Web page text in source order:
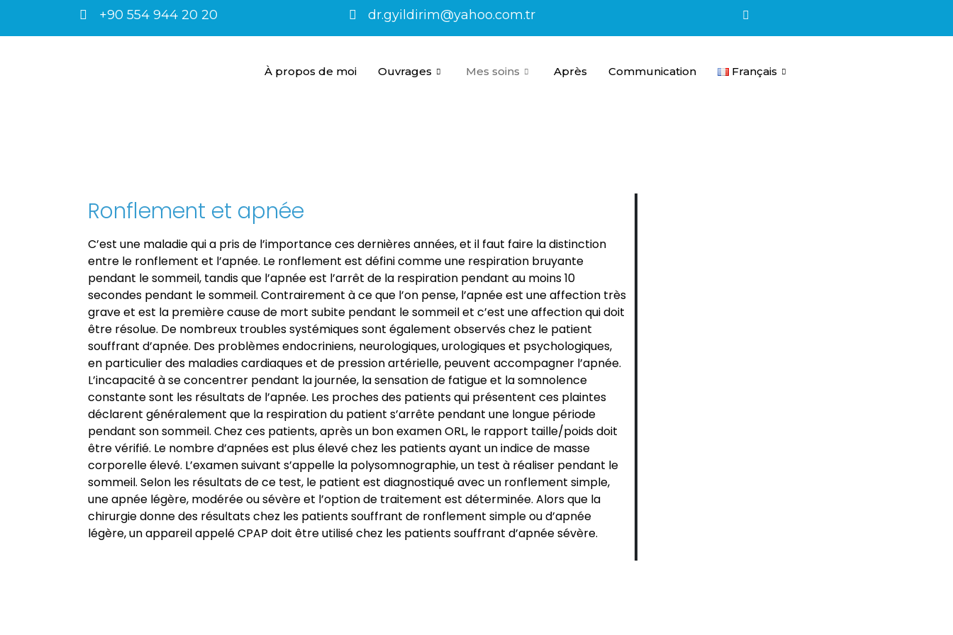
+90 554 944 20 20 dr.gyildirim@yahoo.com.tr
À propos de moi Ouvrages Mes soins Après Communication Français
Ronflement et apnée
C’est une maladie qui a pris de l’importance ces dernières années, et il faut faire la distinction
entre le ronflement et l’apnée. Le ronflement est défini comme une respiration bruyante
pendant le sommeil, tandis que l’apnée est l’arrêt de la respiration pendant au moins 10
secondes pendant le sommeil. Contrairement à ce que l’on pense, l’apnée est une affection très
grave et est la première cause de mort subite pendant le sommeil et c’est une affection qui doit
être résolue. De nombreux troubles systémiques sont également observés chez le patient
souffrant d’apnée. Des problèmes endocriniens, neurologiques, urologiques et psychologiques,
en particulier des maladies cardiaques et de pression artérielle, peuvent accompagner l’apnée.
L’incapacité à se concentrer pendant la journée, la sensation de fatigue et la somnolence
constante sont les résultats de l’apnée. Les proches des patients qui présentent ces plaintes
déclarent généralement que la respiration du patient s’arrête pendant une longue période
pendant son sommeil. Chez ces patients, après un bon examen ORL, le rapport taille/poids doit
être vérifié. Le nombre d’apnées est plus élevé chez les patients ayant un indice de masse
corporelle élevé. L’examen suivant s’appelle la polysomnographie, un test à réaliser pendant le
sommeil. Selon les résultats de ce test, le patient est diagnostiqué avec un ronflement simple,
une apnée légère, modérée ou sévère et l’option de traitement est déterminée. Alors que la
chirurgie donne des résultats chez les patients souffrant de ronflement simple ou d’apnée
légère, un appareil appelé CPAP doit être utilisé chez les patients souffrant d’apnée sévère.